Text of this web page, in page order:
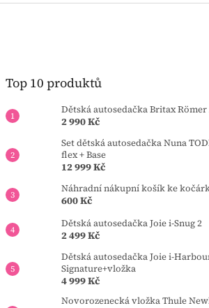
Top 10 produktů
Dětská autosedačka Britax
2 990 Kč
Set dětská autosedačka Nuna
flex + Base
12 999 Kč
Náhradní nákupní košík ke
600 Kč
Dětská autosedačka Joie i-Snug 2
2 499 Kč
Dětská autosedačka Joie i-
Signature+vložka
4 999 Kč
Novorozenecká vložka Thule